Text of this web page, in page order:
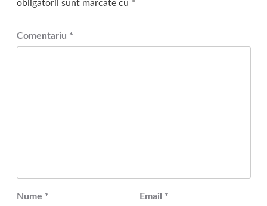
obligatorii sunt marcate cu *
Comentariu *
Nume * Email *